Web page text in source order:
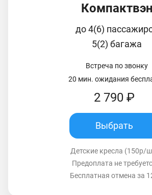
Компактвэн
до 4(6)
5(2) багажа
Встреча по звонку
20 мин. ожидания
2 790 ₽
Выбрать
Детские кресла (150р/
Предоплата не
Бесплатная отмена за